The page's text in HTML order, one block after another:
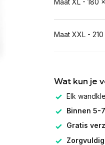
Maat XL - 180
Maat XXL -
Wat kun je
Elk
Binnen 5-
Gratis